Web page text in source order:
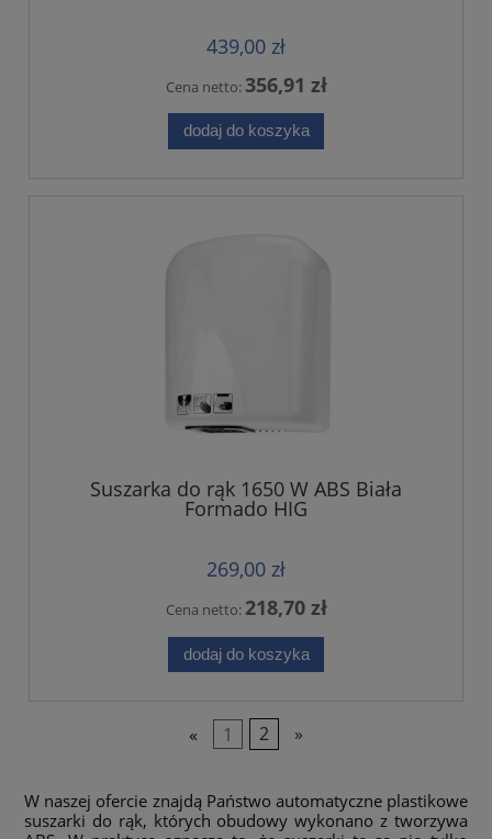
439,00 zł
Cena netto:356,91 zł
dodaj do koszyka
Suszarka do rąk 1650 W ABS Biała
Formado HIG
269,00 zł
Cena netto: 218,70 zł
dodaj do koszyka
« 1 2 »
W naszej ofercie znajdą Państwo automatyczne plastikowe
suszarki do rąk, których obudowy wykonano z tworzywa